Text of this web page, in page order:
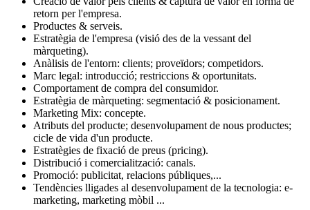
retorn per l'empresa.
Productes & serveis.
Estratègia de l'empresa (visió des de la vessant del
màrqueting).
Anàlisis de l'entorn: clients; proveïdors; competidors.
Marc legal: introducció; restriccions & oportunitats.
Comportament de compra del consumidor.
Estratègia de màrqueting: segmentació & posicionament.
Marketing Mix: concepte.
Atributs del producte; desenvolupament de nous productes;
cicle de vida d'un producte.
Estratègies de fixació de preus (pricing).
Distribució i comercialització: canals.
Promoció: publicitat, relacions públiques,...
Tendències lligades al desenvolupament de la tecnologia: e-
marketing, marketing mòbil ...